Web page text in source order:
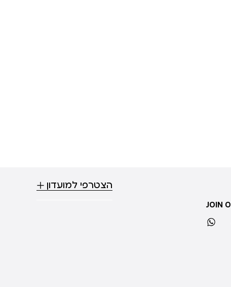
JOIN
whatsapp
הצטרפי למועדון